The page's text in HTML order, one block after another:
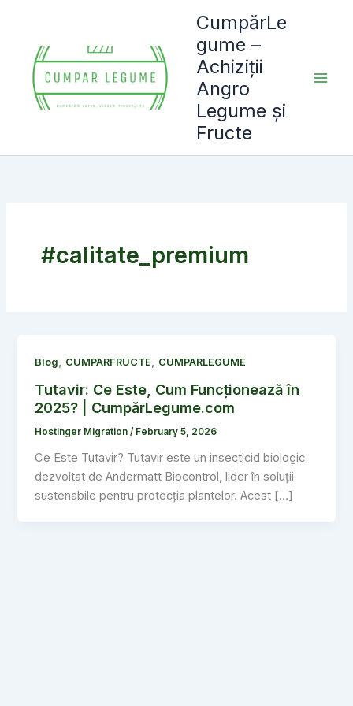
content
CumpărLe
gume –
Achiziții
Angro
Legume și
Fructe
#calitate_premium
Blog, CUMPARFRUCTE, CUMPARLEGUME
Tutavir: Ce Este, Cum Funcționează în
2025? | CumpărLegume.com
Hostinger Migration/ February 5, 2026
Ce Este Tutavir? Tutavir este un insecticid biologic
dezvoltat de Andermatt Biocontrol, lider în soluții
sustenabile pentru protecția plantelor. Acest […]